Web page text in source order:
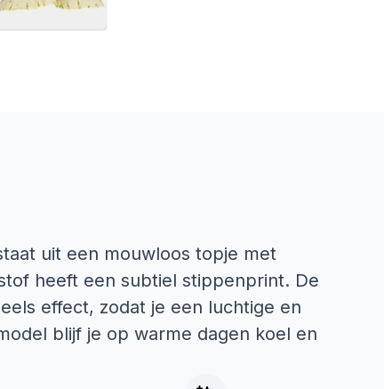
uit een mouwloos topje met
heeft een subtiel stippenprint. De
effect, zodat je een luchtige en
blijf je op warme dagen koel en